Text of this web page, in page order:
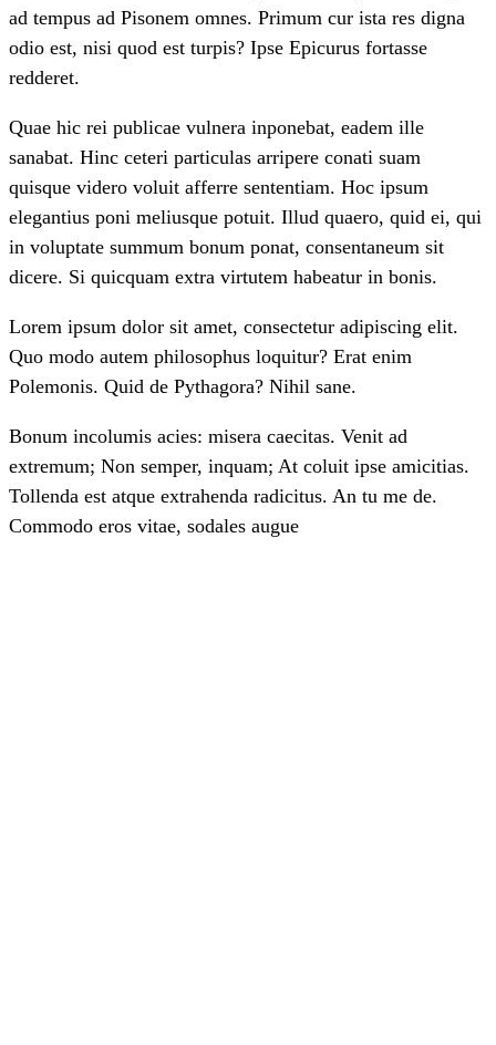
ad tempus ad Pisonem omnes. Primum cur ista res digna
odio est, nisi quod est turpis? Ipse Epicurus fortasse
redderet.
Quae hic rei publicae vulnera inponebat, eadem ille
sanabat. Hinc ceteri particulas arripere conati suam
quisque videro voluit afferre sententiam. Hoc ipsum
elegantius poni meliusque potuit. Illud quaero, quid ei, qui
in voluptate summum bonum ponat, consentaneum sit
dicere. Si quicquam extra virtutem habeatur in bonis.
Lorem ipsum dolor sit amet, consectetur adipiscing elit.
Quo modo autem philosophus loquitur? Erat enim
Polemonis. Quid de Pythagora? Nihil sane.
Bonum incolumis acies: misera caecitas. Venit ad
extremum; Non semper, inquam; At coluit ipse amicitias.
Tollenda est atque extrahenda radicitus. An tu me de.
Commodo eros vitae, sodales augue